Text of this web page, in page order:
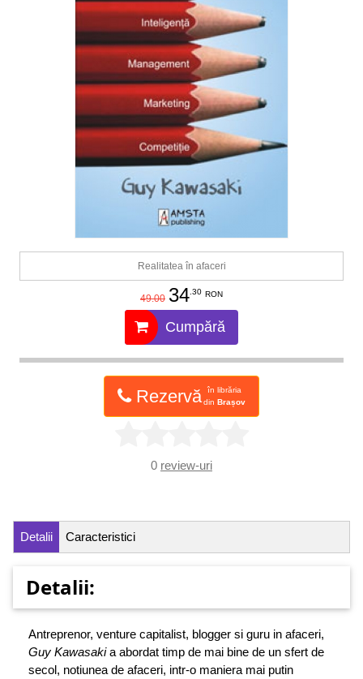
Realitatea în afaceri
49.00 34.30 RON
Cumpără
Rezervă
în librăria
din Brașov
0 review-uri
Detalii Caracteristici
Detalii:
Antreprenor, venture capitalist, blogger si guru in afaceri,
Guy Kawasakia abordat timp de mai bine de un sfert de
secol, notiunea de afaceri, intr-o maniera mai putin